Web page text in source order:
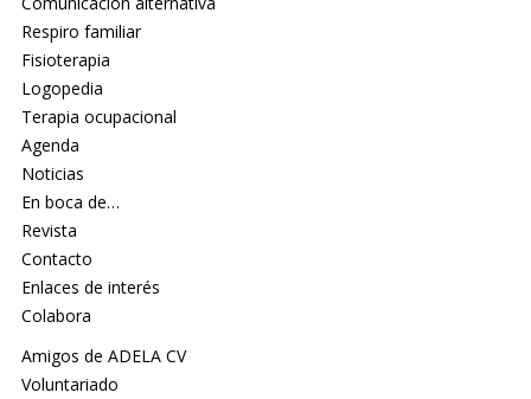
Respiro familiar
Fisioterapia
Logopedia
Terapia ocupacional
Agenda
Noticias
En boca de…
Revista
Contacto
Enlaces de interés
Colabora
Amigos de ADELA CV
Voluntariado